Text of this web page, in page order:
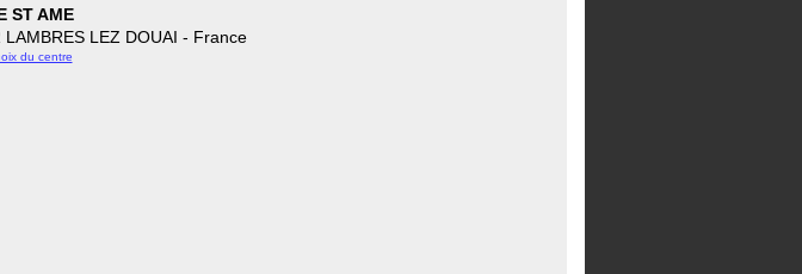
ST AME
LEZ DOUAI - France
du centre